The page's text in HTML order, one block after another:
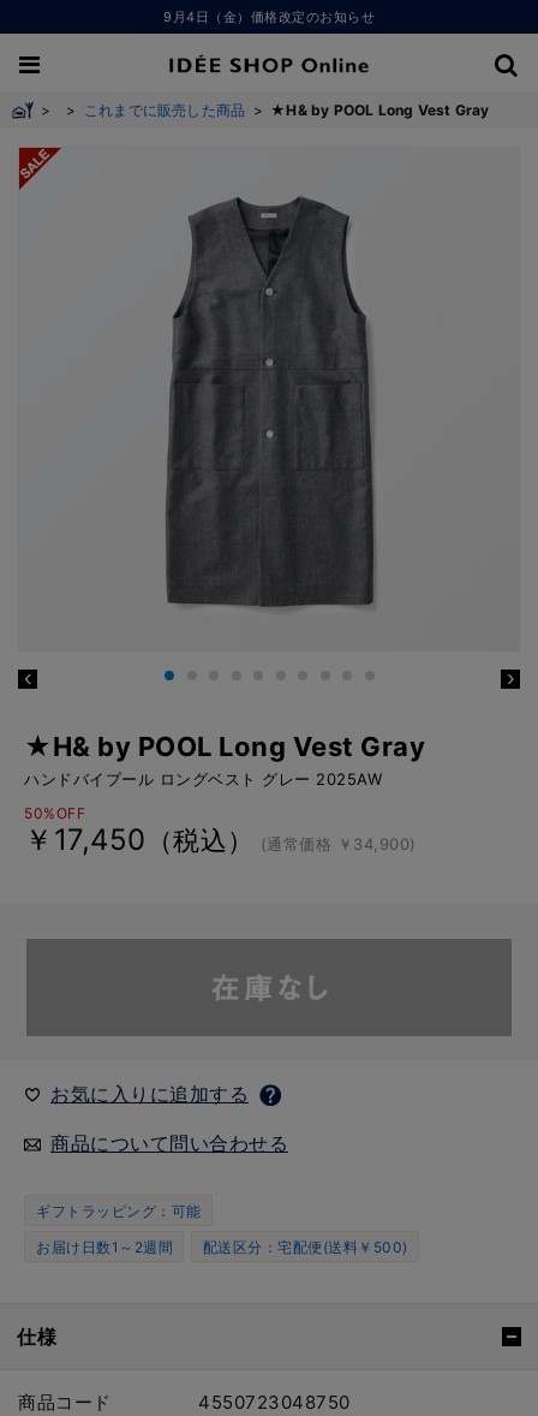
9月4日（金）価格改定のお知らせ
> > これまでに販売した商品 > ★H& by POOL Long Vest Gray
★H& by POOL Long Vest Gray
ハンドバイプール ロングベスト グレー 2025AW
50%OFF
￥17,450 （税込） (通常価格 ￥34,900)
お気に入りに追加する
商品について問い合わせる
ギフトラッピング：可能
お届け日数1～2週間
配送区分：宅配便(送料￥500)
仕様
商品コード
4550723048750